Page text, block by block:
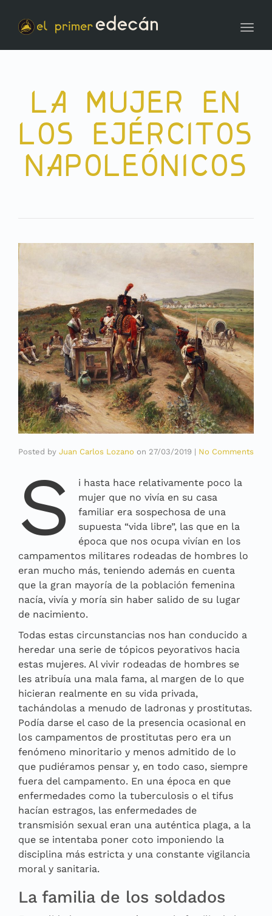
LA MUJER EN
LOS EJÉRCITOS
NAPOLEÓNICOS
Posted by Juan Carlos Lozano on 27/03/2019 | No Comments
S
i hasta hace relativamente poco la
mujer que no vivía en su casa
familiar era sospechosa de una
supuesta “vida libre”, las que en la
época que nos ocupa vivían en los
campamentos militares rodeadas de hombres lo
eran mucho más, teniendo además en cuenta
que la gran mayoría de la población femenina
nacía, vivía y moría sin haber salido de su lugar
de nacimiento.
Todas estas circunstancias nos han conducido a
heredar una serie de tópicos peyorativos hacia
estas mujeres. Al vivir rodeadas de hombres se
les atribuía una mala fama, al margen de lo que
hicieran realmente en su vida privada,
tachándolas a menudo de ladronas y prostitutas.
Podía darse el caso de la presencia ocasional en
los campamentos de prostitutas pero era un
fenómeno minoritario y menos admitido de lo
que pudiéramos pensar y, en todo caso, siempre
fuera del campamento. En una época en que
enfermedades como la tuberculosis o el tifus
hacían estragos, las enfermedades de
transmisión sexual eran una auténtica plaga, a la
que se intentaba poner coto imponiendo la
disciplina más estricta y una constante vigilancia
moral y sanitaria.
La familia de los soldados